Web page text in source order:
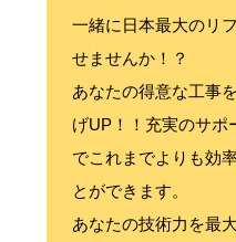
一緒に日本最大のリ
せませんか！？
あなたの得意な工事
げUP！！充実のサポ
でこれまでよりも効
とができます。
あなたの技術力を最